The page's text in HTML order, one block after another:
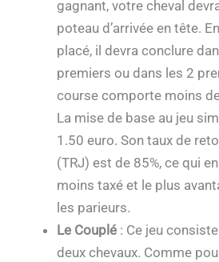
gagnant, votre cheval
poteau d’arrivée en tête.
placé, il devra conclure
premiers ou dans les 2
course comporte moins
La mise de base au jeu
1.50 euro. Son taux de
(TRJ) est de 85%, ce qui
moins taxé et le plus
les parieurs.
Le Couplé : Ce jeu
deux chevaux. Comme